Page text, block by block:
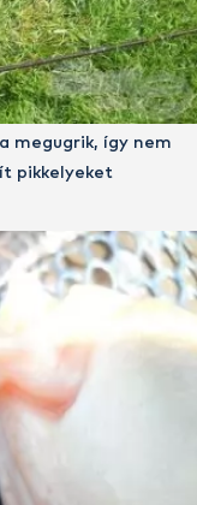
megugrik, így nem
pikkelyeket